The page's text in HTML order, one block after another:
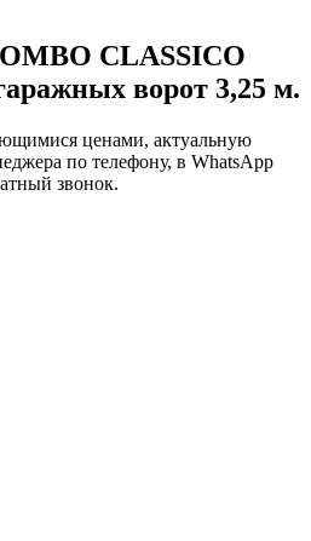
CLASSICO
ворот 3,25 м.
ценами, актуальную
по телефону, в WhatsApp
звонок.